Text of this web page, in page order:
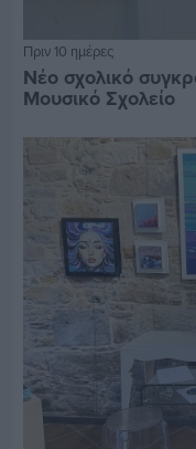
Πριν 10 ημέρες
Νέο σχολικό
Μουσικό Σχολείο